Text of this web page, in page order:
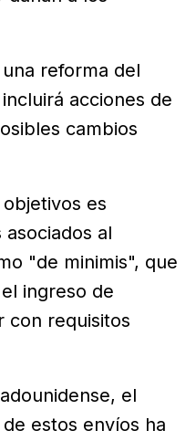
reforma del
acciones de
cambios
es
al
"de minimis", que
ingreso de
con requisitos
el
estos envíos ha